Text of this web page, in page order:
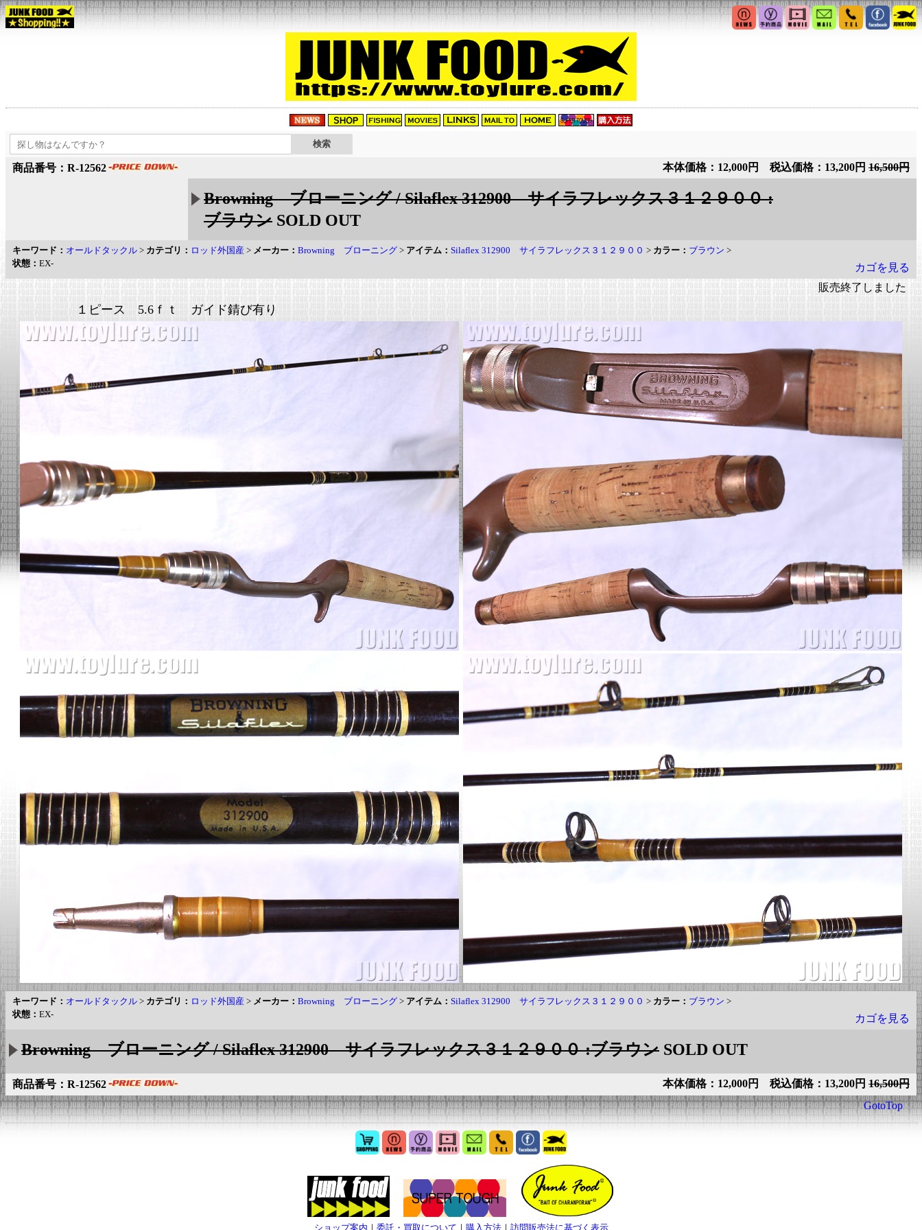
商品番号：R-12562 本体価格：12,000円 税込価格：13,200円 16,500円
Browning ブローニング / Silaflex 312900 サイラフレックス３１２９００ :
ブラウン SOLD OUT
キーワード： オールドタックル > カテゴリ： ロッド外国産 > メーカー： Browning ブローニング > アイテム： Silaflex 312900 サイラフレックス３１２９００ > カラー： ブラウン >
状態： EX-
カゴを見る
販売終了しました
１ピース 5.6ｆｔ ガイド錆び有り
キーワード： オールドタックル > カテゴリ： ロッド外国産 > メーカー： Browning ブローニング > アイテム： Silaflex 312900 サイラフレックス３１２９００ > カラー： ブラウン >
状態： EX- カゴを見る
Browning ブローニング / Silaflex 312900 サイラフレックス３１２９００ :ブラウン SOLD OUT
商品番号：R-12562 本体価格：12,000円 税込価格：13,200円 16,500円
GotoTop
ショップ案内 ｜ 委託・買取について ｜ 購入方法｜ 訪問販売法に基づく表示